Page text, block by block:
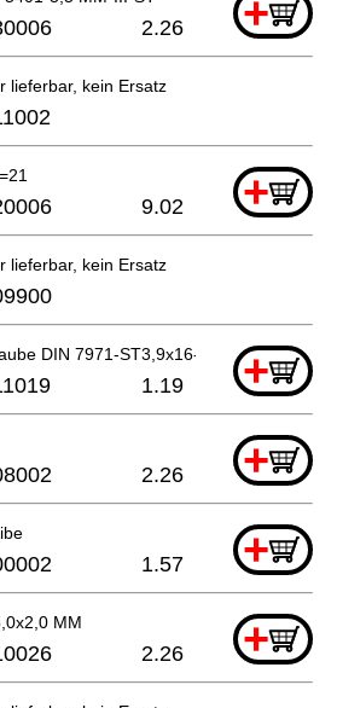
+
2.26
lieferbar, kein Ersatz
+
9.02
lieferbar, kein Ersatz
DIN 7971-ST3,9x16-F +
1.19
+
2.26
+
1.57
MM +
2.26